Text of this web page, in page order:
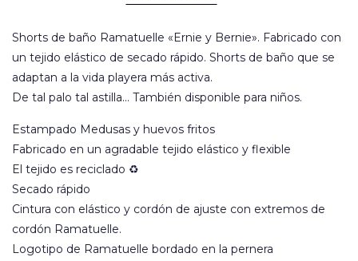
Shorts de baño Ramatuelle «Ernie y Bernie». Fabricado con
un tejido elástico de secado rápido. Shorts de baño que se
adaptan a la vida playera más activa.
De tal palo tal astilla... También disponible para niños.
Estampado Medusas y huevos fritos
Fabricado en un agradable tejido elástico y flexible
El tejido es reciclado ♻
Secado rápido
Cintura con elástico y cordón de ajuste con extremos de
cordón Ramatuelle.
Logotipo de Ramatuelle bordado en la pernera